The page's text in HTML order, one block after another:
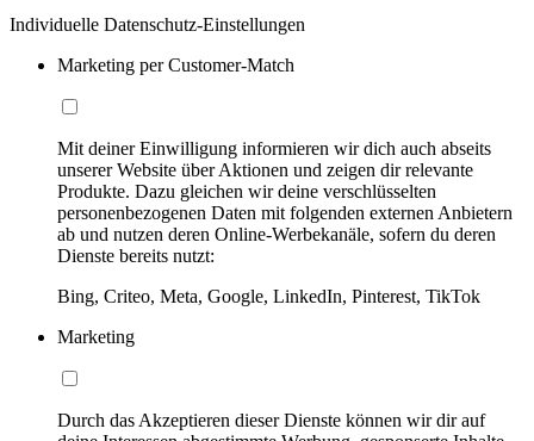
Individuelle Datenschutz-Einstellungen
Marketing per Customer-Match
Mit deiner Einwilligung informieren wir dich auch abseits
unserer Website über Aktionen und zeigen dir relevante
Produkte. Dazu gleichen wir deine verschlüsselten
personenbezogenen Daten mit folgenden externen Anbietern
ab und nutzen deren Online-Werbekanäle, sofern du deren
Dienste bereits nutzt:
Bing, Criteo, Meta, Google, LinkedIn, Pinterest, TikTok
Marketing
Durch das Akzeptieren dieser Dienste können wir dir auf